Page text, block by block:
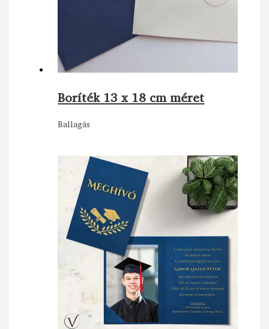
Boríték 13 x 18 cm méret
Ballagás